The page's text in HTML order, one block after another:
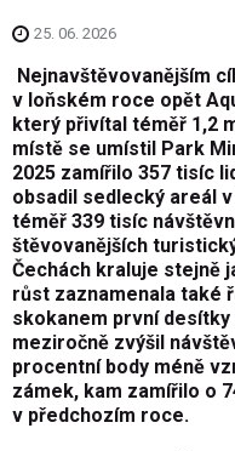
25. 06. 2026
Nejnavštěvova­nějším
v loňském roce opět
který přivítal téměř 1,2
místě se umístil Park
2025 zamířilo 357 tisíc
obsadil sedlecký areál
téměř 339 tisíc
štěvovanějších
Čechách kraluje stejně
růst zaznamenala také
skokanem první
meziročně zvýšil
procentní body méně
zámek, kam zamířilo o
v předchozím roce.